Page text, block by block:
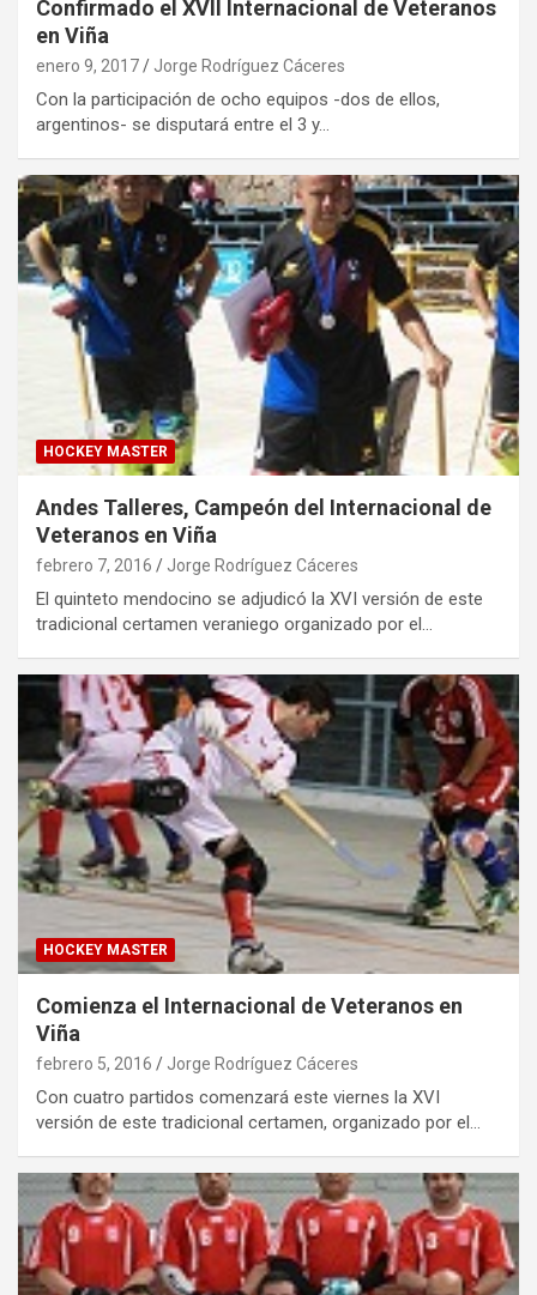
Confirmado el XVII Internacional de Veteranos
en Viña
enero 9, 2017 Jorge Rodríguez Cáceres
Con la participación de ocho equipos -dos de ellos,
argentinos- se disputará entre el 3 y…
HOCKEY MASTER
Andes Talleres, Campeón del Internacional de
Veteranos en Viña
febrero 7, 2016 Jorge Rodríguez Cáceres
El quinteto mendocino se adjudicó la XVI versión de este
tradicional certamen veraniego organizado por el…
HOCKEY MASTER
Comienza el Internacional de Veteranos en
Viña
febrero 5, 2016 Jorge Rodríguez Cáceres
Con cuatro partidos comenzará este viernes la XVI
versión de este tradicional certamen, organizado por el…